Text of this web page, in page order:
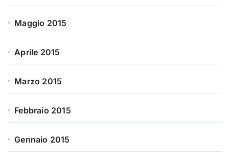
Maggio 2015
Aprile 2015
Marzo 2015
Febbraio 2015
Gennaio 2015